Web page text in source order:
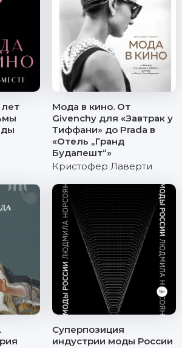
Мода в кино. От
Givenchy для «Завтрак у
Тиффани» до Prada в
«Отель „Гранд
Будапешт“»
Кристофер Лаверти
Суперпозиция
индустрии моды России